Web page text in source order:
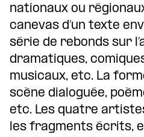
nationaux ou
canevas d’un texte
série de rebonds sur
dramatiques,
musicaux, etc. La
scène dialoguée,
etc. Les quatre
les fragments écrits,